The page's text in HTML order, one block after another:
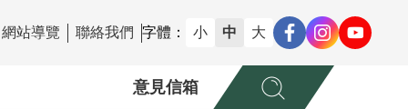
網站導覽 聯絡我們 字體： 小 中 大
意見信箱